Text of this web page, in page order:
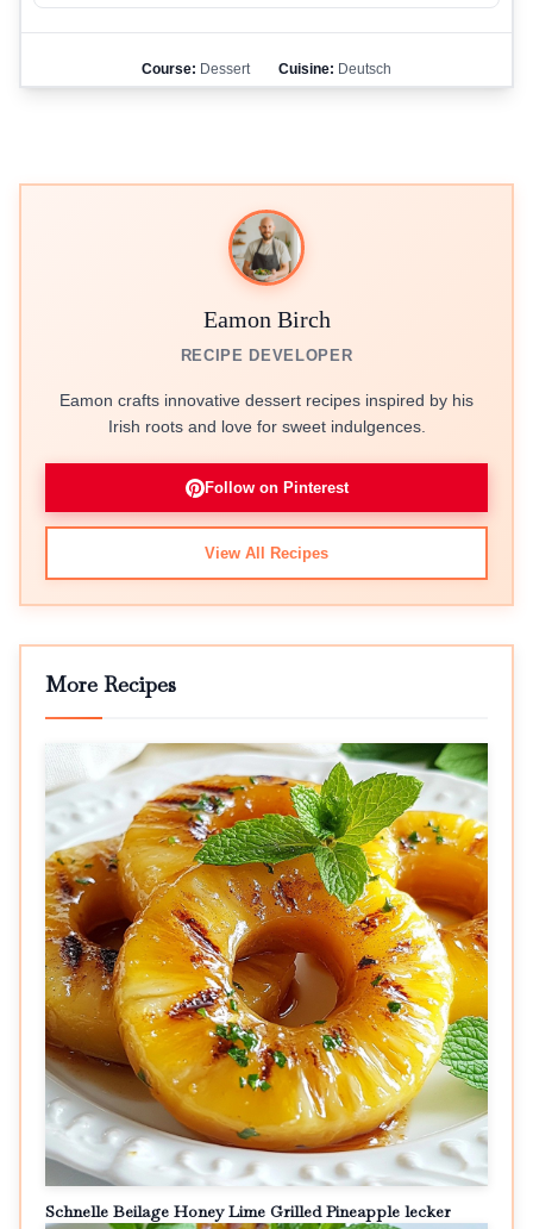
Course: Dessert Cuisine: Deutsch
Eamon Birch
RECIPE DEVELOPER
Eamon crafts innovative dessert recipes inspired by his
Irish roots and love for sweet indulgences.
Follow on Pinterest
View All Recipes
More Recipes
Schnelle Beilage Honey Lime Grilled Pineapple lecker